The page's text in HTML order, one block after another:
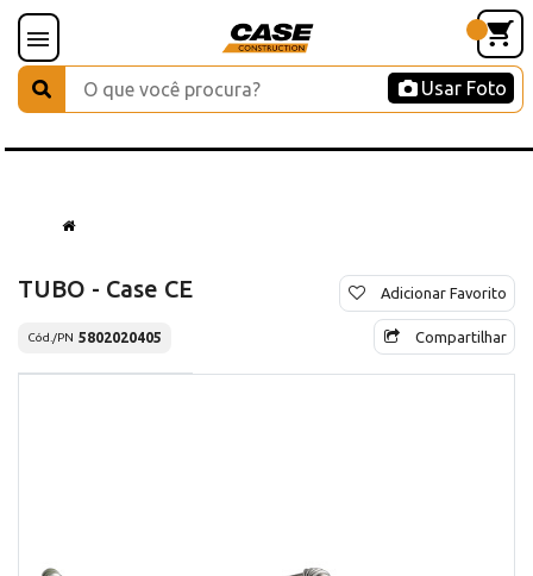
Usar Foto
TUBO - Case CE
Cód./PN 5802020405
Adicionar Favorito
Compartilhar